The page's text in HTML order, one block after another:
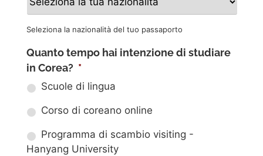
Seleziona la nazionalità del tuo passaporto
Quanto tempo hai intenzione di studiare
in Corea? *
Scuole di lingua
Corso di coreano online
Programma di scambio visiting -
Hanyang University